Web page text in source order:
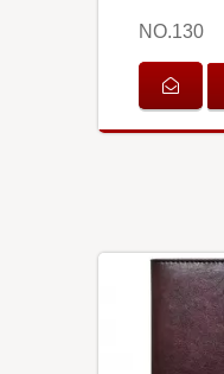
NO.130